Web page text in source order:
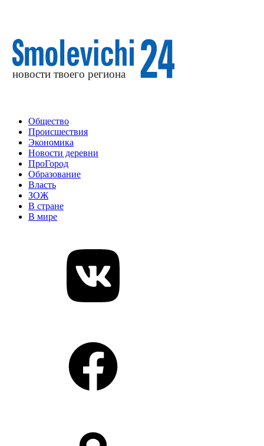
Общество
Происшествия
Экономика
Новости деревни
ПроГород
Образование
Власть
ЗОЖ
В стране
В мире